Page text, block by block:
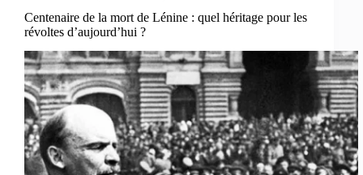
Centenaire de la mort de Lénine : quel héritage pour les
révoltes d’aujourd’hui ?